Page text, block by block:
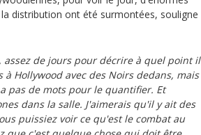
distribution ont été surmontées, souligne
assez de jours pour décrire à quel point il
Hollywood avec des Noirs dedans, mais
pas de mots pour le quantifier. Et
dans la salle. J'aimerais qu'il y ait des
puissiez voir ce qu'est le combat au